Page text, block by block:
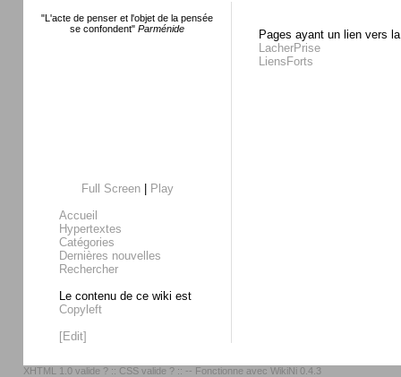
"L'acte de penser et l'objet de la pensée
se confondent" Parménide
Full Screen|
Play
Accueil
Hypertextes
Catégories
Dernières nouvelles
Rechercher
Le contenu de ce wiki est
Copyleft
[Edit]
Pages ayant un lien vers
LacherPrise
LiensForts
XHTML 1.0 valide ? :: CSS valide ? :: -- Fonctionne avec WikiNi 0.4.3